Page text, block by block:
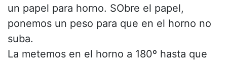
un papel para horno. SObre el papel,
ponemos un peso para que en el horno no
suba.
La metemos en el horno a 180º hasta que